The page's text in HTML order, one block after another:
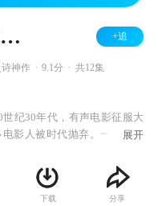
巴比伦柏林 第三季 +追
神作 9.1分 共12集
纪30年代，有声电影征服大
影人被时代抛弃。一个巨星
的产业的黑暗面。
展开
下载 分享